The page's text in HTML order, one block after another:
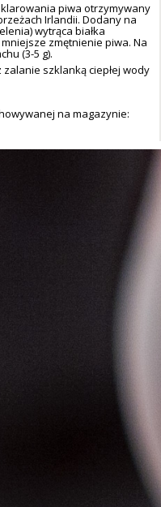
piwa otrzymywany
Irlandii. Dodany na
wytrąca białka
zmętnienie piwa. Na
(3-5 g).
szklanką ciepłej wody
na magazynie: